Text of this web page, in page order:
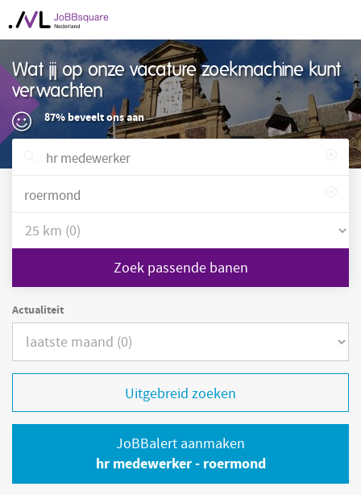
Wat jij op onze vacature zoekmachine kunt
verwachten
87% beveelt ons aan
Zoek passende banen
Actualiteit
Uitgebreid zoeken
JoBBalert aanmaken
hr medewerker - roermond